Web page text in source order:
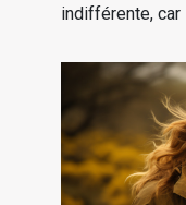
indifférente, car